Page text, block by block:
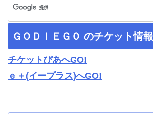
ＧＯＤＩＥＧＯ のチケット情報
チケットぴあへGO!
ｅ＋(イープラス)へGO!